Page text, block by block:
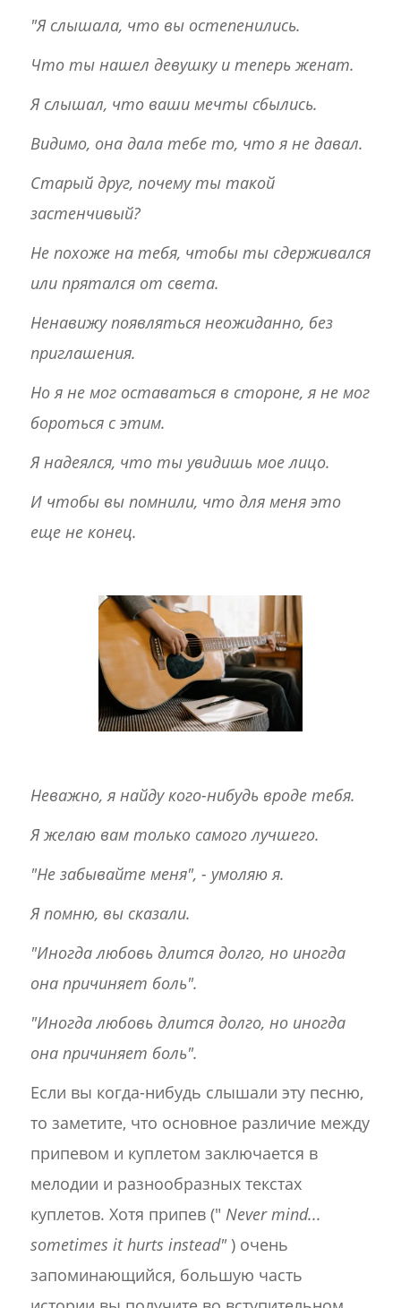
"Я слышала, что вы остепенились.
Что ты нашел девушку и теперь женат.
Я слышал, что ваши мечты сбылись.
Видимо, она дала тебе то, что я не давал.
Старый друг, почему ты такой
застенчивый?
Не похоже на тебя, чтобы ты сдерживался
или прятался от света.
Ненавижу появляться неожиданно, без
приглашения.
Но я не мог оставаться в стороне, я не мог
бороться с этим.
Я надеялся, что ты увидишь мое лицо.
И чтобы вы помнили, что для меня это
еще не конец.
Неважно, я найду кого-нибудь вроде тебя.
Я желаю вам только самого лучшего.
"Не забывайте меня", - умоляю я.
Я помню, вы сказали.
"Иногда любовь длится долго, но иногда
она причиняет боль".
"Иногда любовь длится долго, но иногда
она причиняет боль".
Если вы когда-нибудь слышали эту песню,
то заметите, что основное различие между
припевом и куплетом заключается в
мелодии и разнообразных текстах
куплетов. Хотя припев (" Never mind...
sometimes it hurts instead") очень
запоминающийся, большую часть